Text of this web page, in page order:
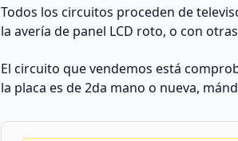
Todos los circuitos proceden de
la avería de panel LCD roto, o con
El circuito que vendemos está
la placa es de 2da mano o nueva,